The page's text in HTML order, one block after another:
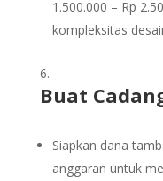
1.500.000 – Rp
kompleksitas
Buat
Siapkan dana
anggaran untuk